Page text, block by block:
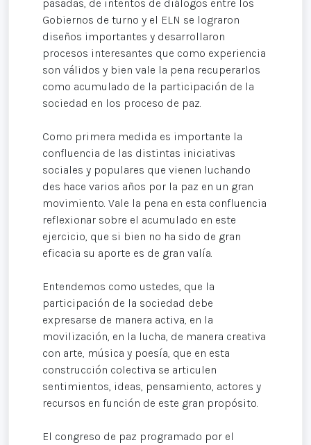
pasadas, de intentos de diálogos entre los
Gobiernos de turno y el ELN se lograron
diseños importantes y desarrollaron
procesos interesantes que como experiencia
son válidos y bien vale la pena recuperarlos
como acumulado de la participación de la
sociedad en los proceso de paz.
Como primera medida es importante la
confluencia de las distintas iniciativas
sociales y populares que vienen luchando
des hace varios años por la paz en un gran
movimiento. Vale la pena en esta confluencia
reflexionar sobre el acumulado en este
ejercicio, que si bien no ha sido de gran
eficacia su aporte es de gran valía.
Entendemos como ustedes, que la
participación de la sociedad debe
expresarse de manera activa, en la
movilización, en la lucha, de manera creativa
con arte, música y poesía, que en esta
construcción colectiva se articulen
sentimientos, ideas, pensamiento, actores y
recursos en función de este gran propósito.
El congreso de paz programado por el